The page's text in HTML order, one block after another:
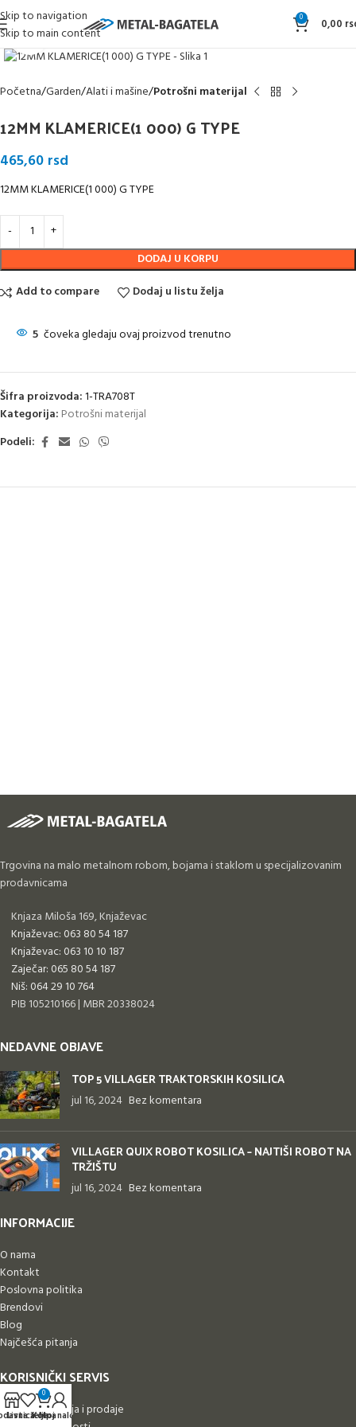
Skip to navigation
Skip to main content
0 0,00
Klikni da uvećaš
Početna Garden Alati i mašine Potrošni materijal
12MM KLAMERICE(1 000) G TYPE
465,60 rsd
12MM KLAMERICE(1 000) G TYPE
DODAJ U KORPU
Add to compare
Dodaj u listu želja
5 čoveka gledaju ovaj proizvod trenutno
Šifra proizvoda:1-TRA708T
Kategorija: Potrošni materijal
Podeli:
Trgovina na malo metalnom robom, bojama i staklom u specijalizovanim
prodavnicama
Knjaza Miloša 169, Knjaževac
Knjaževac: 063 80 54 187
Knjaževac: 063 10 10 187
Zaječar: 065 80 54 187
Niš: 064 29 10 764
PIB 105210166 | MBR 20338024
NEDAVNE OBJAVE
TOP 5 VILLAGER TRAKTORSKIH KOSILICA
jul 16, 2024 Bez komentara
VILLAGER QUIX ROBOT KOSILICA – NAJTIŠI ROBOT NA
TRŽIŠTU
jul 16, 2024 Bez komentara
INFORMACIJE
O nama
Kontakt
Poslovna politika
Brendovi
Blog
Najčešća pitanja
KORISNIČKI SERVIS
Uslovi korišćenja i prodaje
Lista želja
0
Korpa
Moj nalog